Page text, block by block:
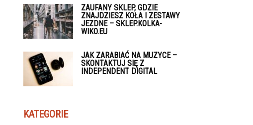
ZAUFANY SKLEP, GDZIE
ZNAJDZIESZ KOŁA I ZESTAWY
JEZDNE – SKLEP.KOLKA-
WIKO.EU
JAK ZARABIAĆ NA MUZYCE –
SKONTAKTUJ SIĘ Z
INDEPENDENT DIGITAL
KATEGORIE